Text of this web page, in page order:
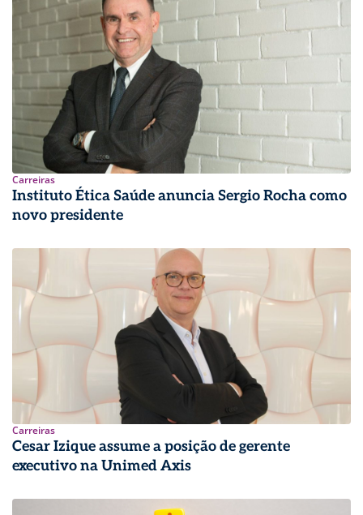
Carreiras
Instituto Ética Saúde anuncia Sergio Rocha como
novo presidente
Carreiras
Cesar Izique assume a posição de gerente
executivo na Unimed Axis